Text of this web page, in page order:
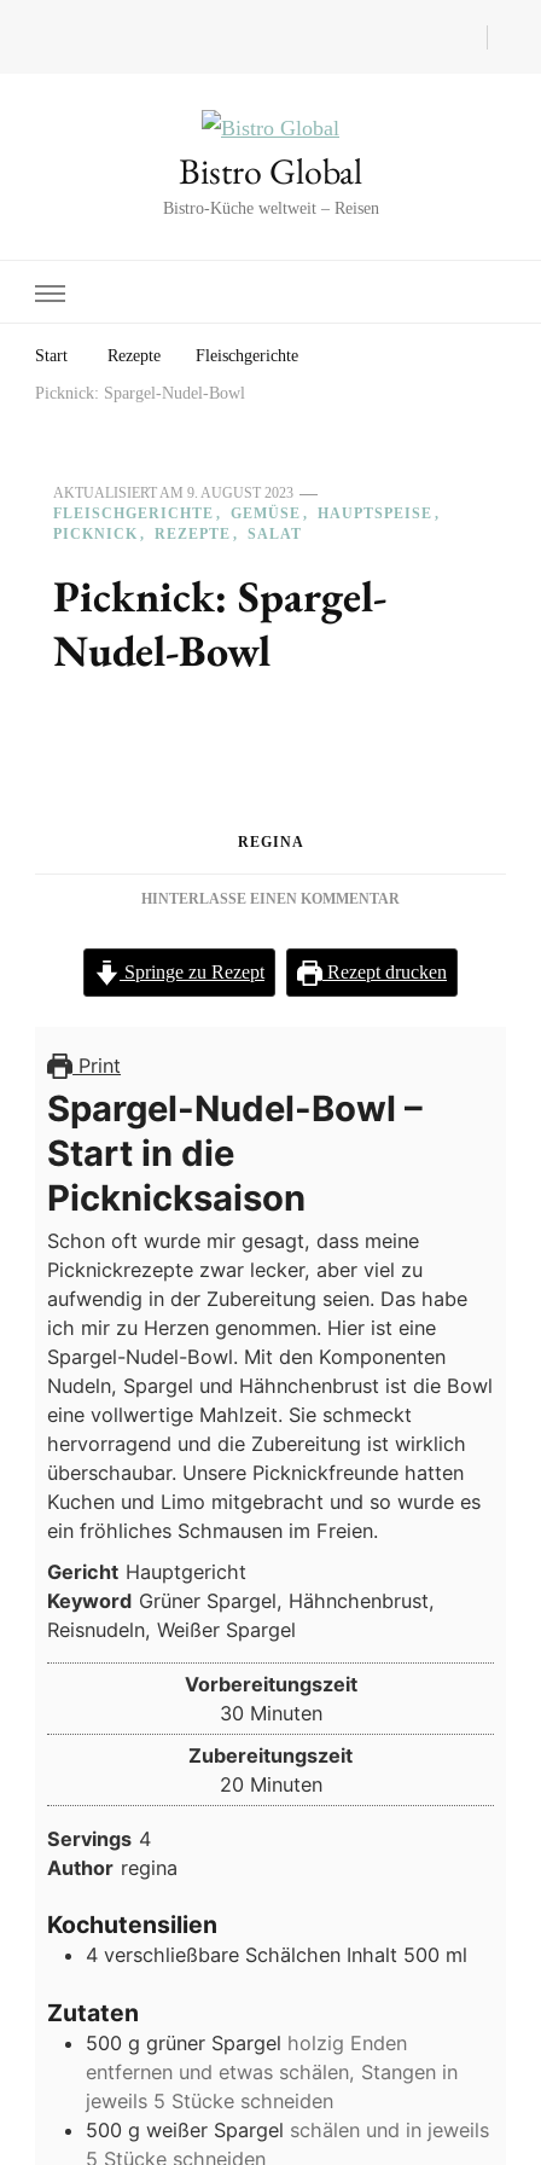
Bistro Global
Bistro-Küche weltweit – Reisen
Start Rezepte Fleischgerichte
Picknick: Spargel-Nudel-Bowl
AKTUALISIERT AM 9. AUGUST 2023
FLEISCHGERICHTE
GEMÜSE
HAUPTSPEISE
PICKNICK
REZEPTE SALAT
Picknick: Spargel-
Nudel-Bowl
REGINA
HINTERLASSE EINEN KOMMENTAR
SPARGEL-
NUDEL-
BOWL
Springe zu Rezept Rezept drucken
Print
Spargel-Nudel-Bowl –
Start in die
Picknicksaison
Schon oft wurde mir gesagt, dass meine
Picknickrezepte zwar lecker, aber viel zu
aufwendig in der Zubereitung seien. Das habe
ich mir zu Herzen genommen. Hier ist eine
Spargel-Nudel-Bowl. Mit den Komponenten
Nudeln, Spargel und Hähnchenbrust ist die Bowl
eine vollwertige Mahlzeit. Sie schmeckt
hervorragend und die Zubereitung ist wirklich
überschaubar. Unsere Picknickfreunde hatten
Kuchen und Limo mitgebracht und so wurde es
ein fröhliches Schmausen im Freien.
Gericht Hauptgericht
Keyword Grüner Spargel, Hähnchenbrust,
Reisnudeln, Weißer Spargel
Vorbereitungszeit
30Minuten
Minuten
Zubereitungszeit
20Minuten
Minuten
Servings 4
Author regina
Kochutensilien
4 verschließbare Schälchen Inhalt 500 ml
Zutaten
500 g grüner Spargel holzig Enden
entfernen und etwas schälen, Stangen in
jeweils 5 Stücke schneiden
500 g weißer Spargel schälen und in jeweils
5 Stücke schneiden